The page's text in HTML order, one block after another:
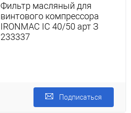
Фильтр масляный для
винтового компрессора
IRONMAC IC 40/50 арт З
233337
Подписаться